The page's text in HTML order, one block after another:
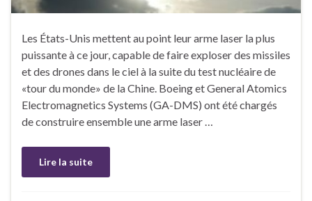
Les États-Unis mettent au point leur arme laser la plus
puissante à ce jour, capable de faire exploser des missiles
et des drones dans le ciel à la suite du test nucléaire de
«tour du monde» de la Chine. Boeing et General Atomics
Electromagnetics Systems (GA-DMS) ont été chargés
de construire ensemble une arme laser …
Lire la suite